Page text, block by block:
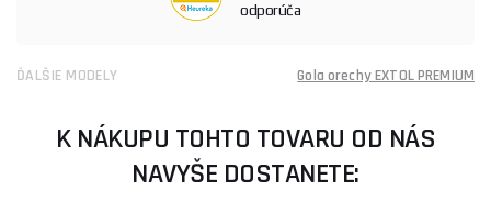
odporúča
ĎALŠIE MODELY Gola orechy EXTOL PREMIUM
K NÁKUPU TOHTO TOVARU OD NÁS
NAVYŠE DOSTANETE: